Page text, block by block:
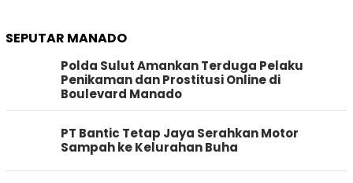
SEPUTAR MANADO
Polda Sulut Amankan Terduga Pelaku
Penikaman dan Prostitusi Online di
Boulevard Manado
PT Bantic Tetap Jaya Serahkan Motor
Sampah ke Kelurahan Buha